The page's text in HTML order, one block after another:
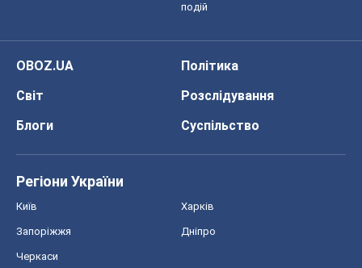
подій
OBOZ.UA
Політика
Світ
Розслідування
Блоги
Суспільство
Регіони України
Київ Харків
Запоріжжя Дніпро
Черкаси